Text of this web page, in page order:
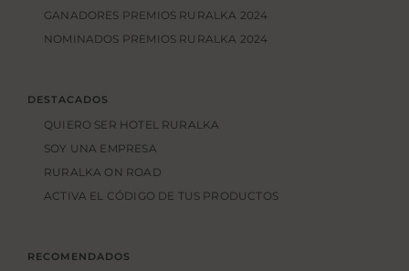
GANADORES PREMIOS RURALKA 2024
NOMINADOS PREMIOS RURALKA 2024
DESTACADOS
QUIERO SER HOTEL RURALKA
SOY UNA EMPRESA
RURALKA ON ROAD
ACTIVA EL CÓDIGO DE TUS PRODUCTOS
RECOMENDADOS